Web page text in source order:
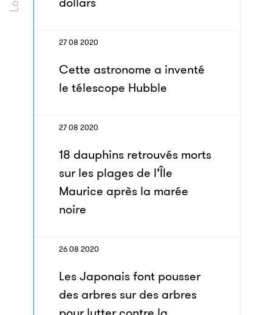
27 08 2020
Cette astronome a inventé
le télescope Hubble
27 08 2020
18 dauphins retrouvés morts
sur les plages de l’Île
Maurice après la marée
noire
26 08 2020
Les Japonais font pousser
des arbres sur des arbres